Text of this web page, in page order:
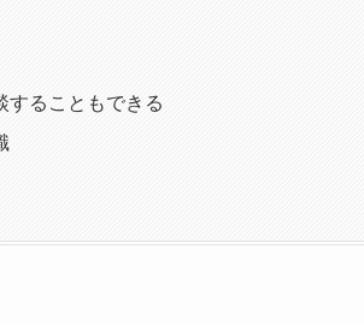
することもできる